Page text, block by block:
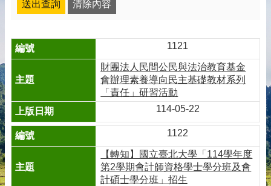
1121
財團法人民間公民與法治教育基金
會辦理素養導向民主基礎教材系列
「責任」研習活動
114-05-22
1122
【轉知】國立臺北大學「114學年度
第2學期會計師資格學士學分班及會
計碩士學分班」招生